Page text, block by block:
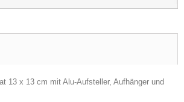
13 x 13 cm mit Alu-Aufsteller, Aufhänger und